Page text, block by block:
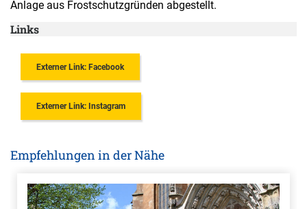
Anlage aus Frostschutzgründen abgestellt.
Links
Externer Link: Facebook
Externer Link: Instagram
Empfehlungen in der Nähe